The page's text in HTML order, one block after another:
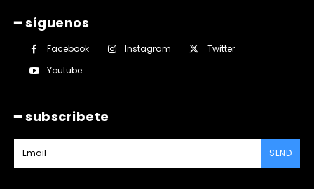
━ síguenos
Facebook Instagram
Twitter
Youtube
━ subscribete
SEND